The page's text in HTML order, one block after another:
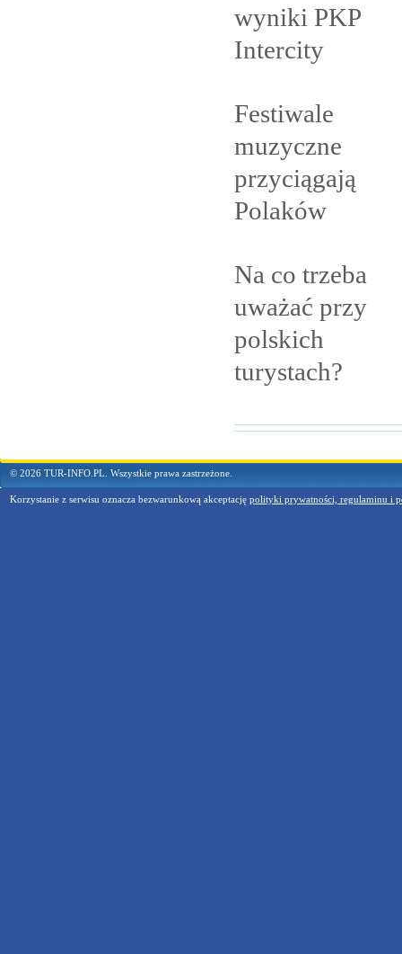
wyniki PKP
Intercity
Festiwale
muzyczne
przyciągają
Polaków
Na co trzeba
uważać przy
polskich
turystach?
© 2026 TUR-INFO.PL. Wszystkie prawa zastrzeżone.
Korzystanie z serwisu oznacza bezwarunkową akceptację polityki prywatności, regulaminu i